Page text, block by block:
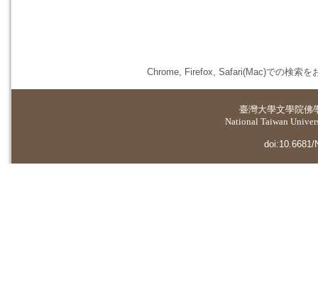
Chrome, Firefox, Safari(Mac)での検索を
臺灣大學文學院佛
National Taiwan
doi:10.6681/